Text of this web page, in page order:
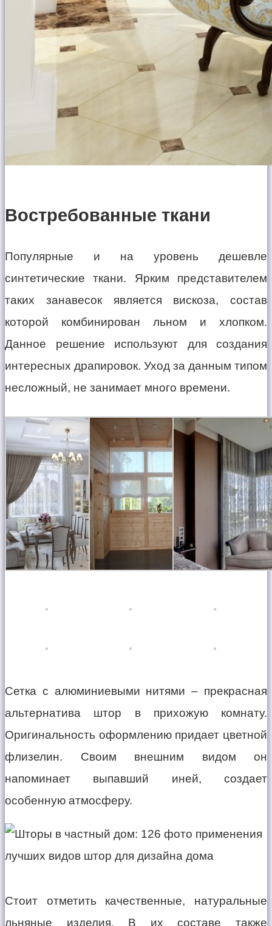
Востребованные ткани
Популярные и на уровень дешевле
синтетические ткани. Ярким представителем
таких занавесок является вискоза, состав
которой комбинирован льном и хлопком.
Данное решение используют для создания
интересных драпировок. Уход за данным типом
несложный, не занимает много времени.
Сетка с алюминиевыми нитями – прекрасная
альтернатива штор в прихожую комнату.
Оригинальность оформлению придает цветной
флизелин. Своим внешним видом он
напоминает выпавший иней, создает
особенную атмосферу.
Стоит отметить качественные, натуральные
льняные изделия. В их составе также